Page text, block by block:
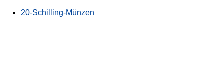
20-Schilling-Münzen